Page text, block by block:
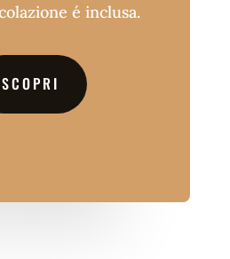
é inclusa.
SCOPRI